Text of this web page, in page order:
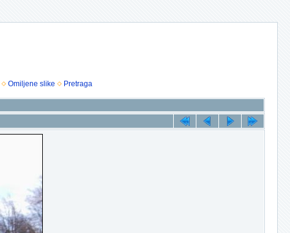
Omiljene slike Pretraga